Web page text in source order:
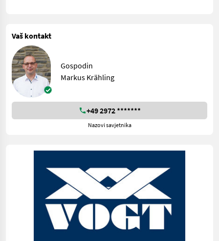
Vaš kontakt
Gospodin
Markus Krähling
+49 2972 *******
Nazovi savjetnika